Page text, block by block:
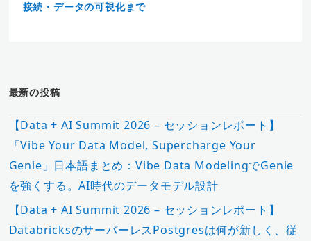
接続・データの可視化まで
最新の投稿
【Data + AI Summit 2026 – セッションレポート】
「Vibe Your Data Model, Supercharge Your
Genie」日本語まとめ：Vibe Data ModelingでGenie
を強くする。AI時代のデータモデル設計
【Data + AI Summit 2026 – セッションレポート】
DatabricksのサーバーレスPostgresは何が新しく、従